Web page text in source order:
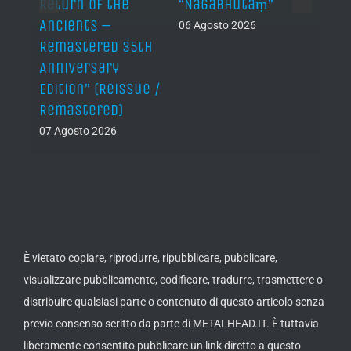
Return of the
Ancients –
Remastered 35th
Anniversary
Edition” (Reissue /
Remastered)
07 Agosto 2026
“Nāgabhūtaṃ”
06 Agosto 2026
È vietato copiare, riprodurre, ripubblicare, pubblicare,
visualizzare pubblicamente, codificare, tradurre, trasmettere o
distribuire qualsiasi parte o contenuto di questo articolo senza
previo consenso scritto da parte di METALHEAD.IT. È tuttavia
liberamente consentito pubblicare un link diretto a questo